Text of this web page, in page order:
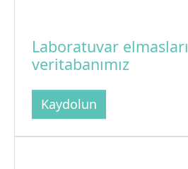
Laboratuvar elmasları
veritabanımız
Kaydolun